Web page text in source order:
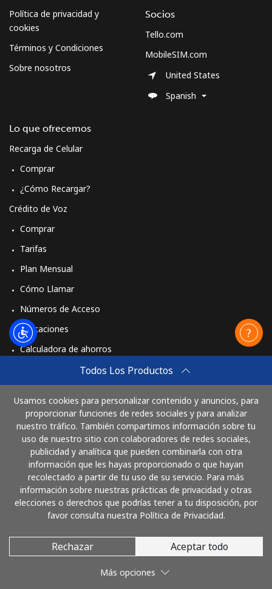
Todos Los Productos
Usamos cookies para personalizar contenido y anuncios, para
proporcionar funciones de redes sociales y para analizar
nuestro tráfico. También compartimos información sobre tu
uso de nuestro sitio con colaboradores de redes sociales,
publicidad y analítica que pueden combinarla con otra
información que les hayas proporcionado o que hayan
recolectado a partir de tu uso de su servicio. Para más
información sobre nuestras prácticas de privacidad y otras
elecciones o derechos que podrías tener a tu disposición, por
favor consulta nuestra Política de Privacidad.
Rechazar Aceptar todo
Más opciones
Política de privacidad y
cookies
Términos y Condiciones
Sobre nosotros
Lo que ofrecemos
Recarga de Celular
Comprar
¿Cómo Recargar?
Crédito de Voz
Comprar
Tarifas
Plan Mensual
Cómo Llamar
Números de Acceso
Aplicaciones
Calculadora de ahorros
Comprar
Cómo funciona
Socios
Tello.com
MobileSIM.com
United States
Spanish
Paga con
© 2026 LlamaNicaragua